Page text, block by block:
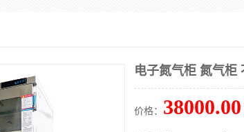
电子氮气柜 氮气柜
价格： 38000.00